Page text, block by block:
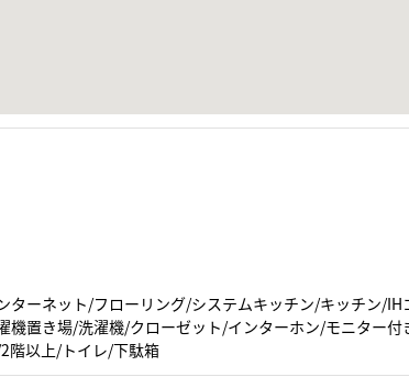
ターネット/フローリング/システムキッチン/キッチン/
機置き場/洗濯機/クローゼット/インターホン/モニター
階以上/トイレ/下駄箱